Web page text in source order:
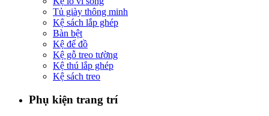
Tủ giày thông minh
Kệ sách lắp ghép
Bàn bệt
Kệ để đồ
Kệ gỗ treo tường
Kệ thú lắp ghép
Kệ sách treo
Phụ kiện trang trí